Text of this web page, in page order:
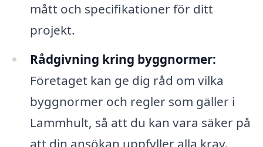
mått och specifikationer för ditt
projekt.
Rådgivning kring byggnormer:
Företaget kan ge dig råd om vilka
byggnormer och regler som gäller i
Lammhult, så att du kan vara säker på
att din ansökan uppfyller alla krav.